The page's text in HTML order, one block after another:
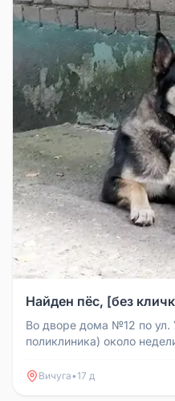
Найден пёс, [без
Во дворе дома №12 по ул.
поликлиника) около
Вичуга•17 д